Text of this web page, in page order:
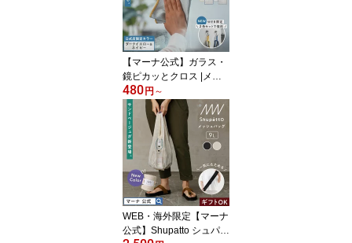
器 食器 洗いやすい 四角
カレー 大きい 透明 日本
製 BPAフリー K832 レビ
ューでスポンジ
【マーナ公式】ガラス・
鏡ピカッとクロス |メー
ル便 マイクロファイバー
クロス 洗面所 窓拭き 洗
車 鏡拭き 掃除用品 ミラ
ー 水垢取り 水垢落とし
手垢 うろこ取り 窓ガラ
ス マイクロファイバータ
オル お掃除クロス 紐付
き ループ付き 雑巾 大掃
除 便利グッズ W640
480 円 ～
WEB・海外限定【マーナ
公式】Shupatto シュパッ